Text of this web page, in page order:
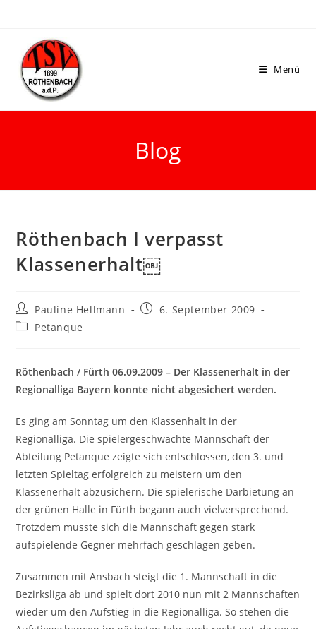
Menü
Blog
Röthenbach I verpasst
Klassenerhalt￼
Pauline Hellmann
6. September 2009
Petanque
Röthenbach / Fürth 06.09.2009 – Der Klassenerhalt in der
Regionalliga Bayern konnte nicht abgesichert werden.
Es ging am Sonntag um den Klassenhalt in der
Regionalliga. Die spielergeschwächte Mannschaft der
Abteilung Petanque zeigte sich entschlossen, den 3. und
letzten Spieltag erfolgreich zu meistern um den
Klassenerhalt abzusichern. Die spielerische Darbietung an
der grünen Halle in Fürth begann auch vielversprechend.
Trotzdem musste sich die Mannschaft gegen stark
aufspielende Gegner mehrfach geschlagen geben.
Zusammen mit Ansbach steigt die 1. Mannschaft in die
Bezirksliga ab und spielt dort 2010 nun mit 2 Mannschaften
wieder um den Aufstieg in die Regionalliga. So stehen die